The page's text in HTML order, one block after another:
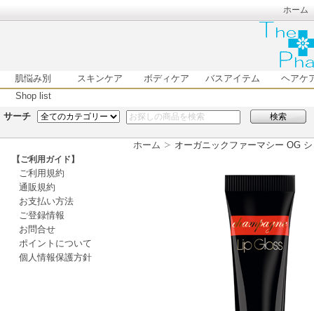
ホーム
肌悩み別 スキンケア ボディケア バスアイテム
ヘアケ
Shop list
サーチ
検索
ホーム オーガニックファーマシー OG
【ご利用ガイド】
ご利用規約
通販規約
お支払い方法
ご登録情報
お問合せ
ポイントについて
個人情報保護方針